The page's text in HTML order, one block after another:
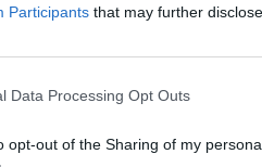
Participants that may further
Data Processing Opt Outs
opt-out of the Sharing of my